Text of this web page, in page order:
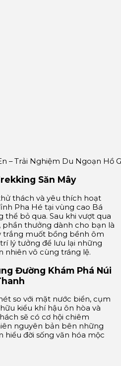
– Trải Nghiệm Du Ngoạn Hồ
Săn Mây
thách và yêu thích hoạt
Pha Hé tại vùng cao Bá
thể bỏ qua. Sau khi vượt qua
phần thưởng dành cho bạn là
trắng muốt bồng bềnh ôm
lý tưởng để lưu lại những
nhiên vô cùng tráng lệ.
Đường Khám Phá Núi
so với mặt nước biển, cụm
kiểu khí hậu ôn hòa và
sẽ có cơ hội chiêm
nguyên bản bên những
hiểu đời sống văn hóa mộc